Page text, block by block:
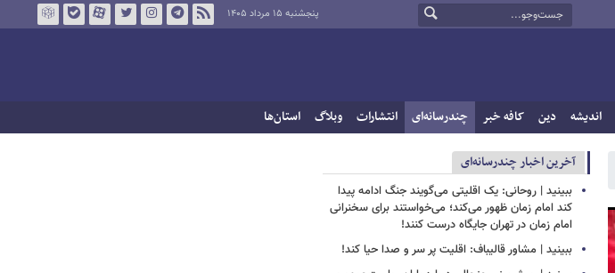
پنجشنبه ۱۵ مرداد ۱۴۰۵
اندیشه دین کافه خبر چندرسانه‌ای انتشارات وبلاگ استان‌ها
آخرین اخبار چندرسانه‌ای
ببینید | روحانی: یک اقلیتی می‌گویند جنگ ادامه پیدا
کند امام زمان ظهور می‌کند؛ می‌خواستند برای سخنرانی
امام زمان در تهران جایگاه درست کنند!
ببینید | مشاور قالیباف: اقلیت پر سر و صدا حیا کند!